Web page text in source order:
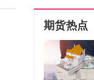
期货热点